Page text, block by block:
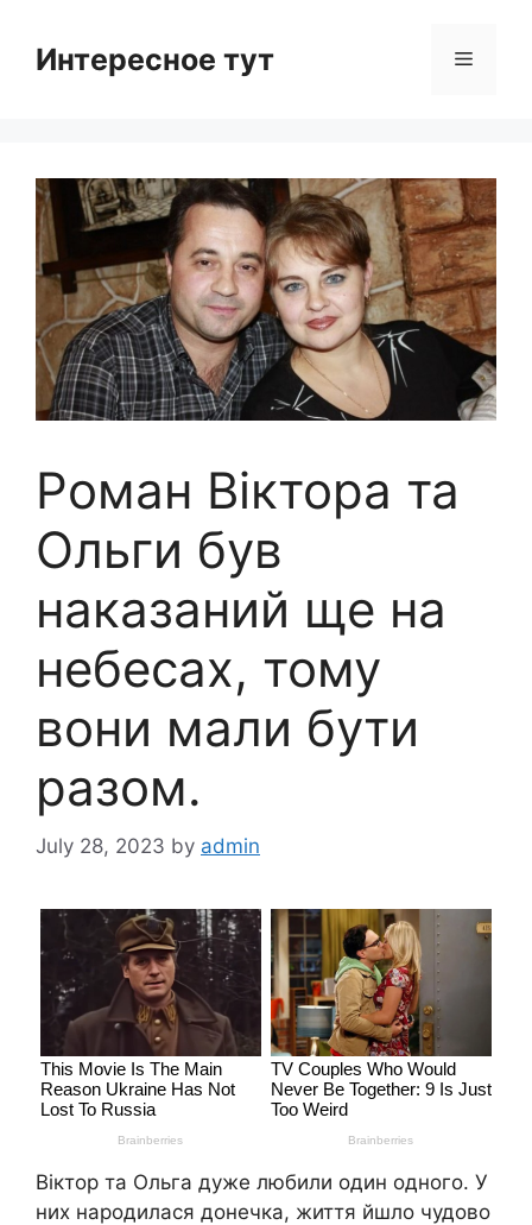
contentИнтересное тут Menu
Роман Віктора та
Ольги був
наказаний ще на
нeбecax, тому
вони мали бути
разом.
July 28, 2023 by admin
Віктор та Ольга дуже любили один одного. У
них нapoдилася донечка, життя йшло чудово